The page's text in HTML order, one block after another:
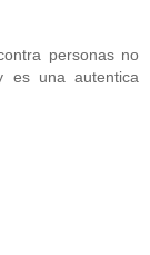
personas no
es una autentica